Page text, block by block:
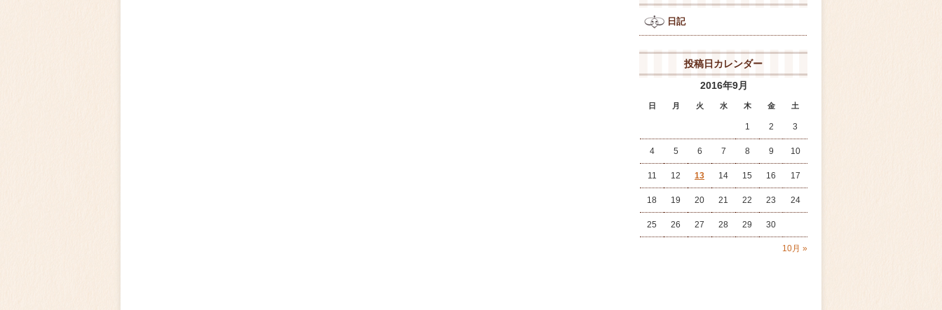
日記
投稿日カレンダー
2016年9月
日 月 火 水 木 金 土
10月 »
1 2 3
4 5 6 7 8 9 10
11 12 13 14 15 16 17
18 19 20 21 22 23 24
25 26 27 28 29 30